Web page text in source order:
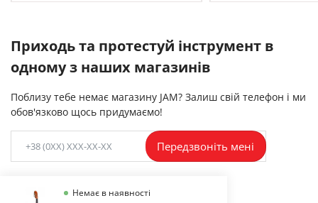
Приходь та протестуй інструмент в
одному з наших магазинів
Поблизу тебе немає магазину JAM? Залиш свій телефон і ми
обов'язково щось придумаємо!
Немає в наявності
Передзвоніть мені